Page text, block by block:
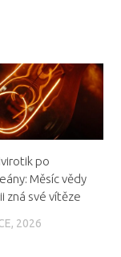
po
Měsíc vědy
zná své vítěze
2026